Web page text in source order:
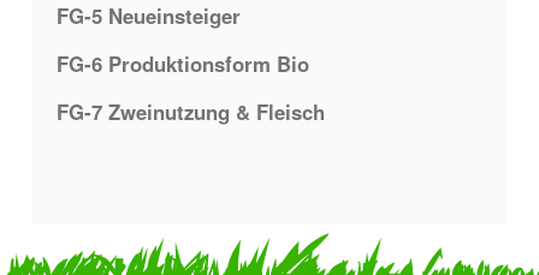
FG-5 Neueinsteiger
FG-6 Produktionsform Bio
FG-7 Zweinutzung & Fleisch